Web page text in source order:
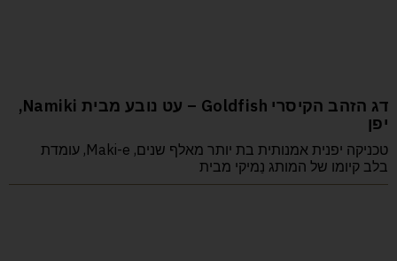
דג הזהב הקיסרי Goldfish – עט נובע מבית Namiki,
יפן
טכניקה יפנית אמנותית בת יותר מאלף שנים, Maki-e, עומדת
בלב קיומו של המותג נַמיקי מבית